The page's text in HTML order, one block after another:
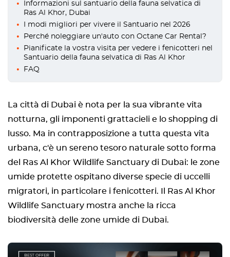
Informazioni sul santuario della fauna selvatica di
Ras Al Khor, Dubai
I modi migliori per vivere il Santuario nel 2026
Perché noleggiare un'auto con Octane Car Rental?
Pianificate la vostra visita per vedere i fenicotteri nel
Santuario della fauna selvatica di Ras Al Khor
FAQ
La città di Dubai è nota per la sua vibrante vita
notturna, gli imponenti grattacieli e lo shopping di
lusso. Ma in contrapposizione a tutta questa vita
urbana, c'è un sereno tesoro naturale sotto forma
del Ras Al Khor Wildlife Sanctuary di Dubai: le zone
umide protette ospitano diverse specie di uccelli
migratori, in particolare i fenicotteri. Il Ras Al Khor
Wildlife Sanctuary mostra anche la ricca
biodiversità delle zone umide di Dubai.